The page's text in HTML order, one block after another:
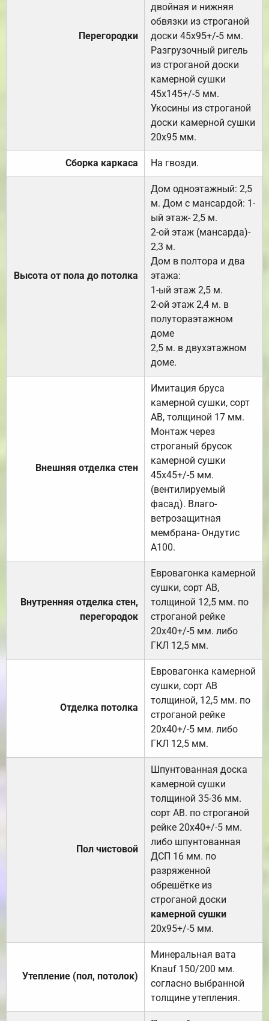
Перегородки
двойная и нижняя
обвязки из строганой
доски 45х95+/-5 мм.
Разгрузочный ригель
из строганой доски
камерной сушки
45х145+/-5 мм.
Укосины из строганой
доски камерной сушки
20х95 мм.
Сборка каркаса На гвозди.
Высота от пола до потолка
Дом одноэтажный: 2,5
м. Дом с мансардой: 1-
ый этаж- 2,5 м.
2-ой этаж (мансарда)-
2,3 м.
Дом в полтора и два
этажа:
1-ый этаж 2,5 м.
2-ой этаж 2,4 м. в
полутораэтажном
доме
2,5 м. в двухэтажном
доме.
Внешняя отделка стен
Имитация бруса
камерной сушки, сорт
АВ, толщиной 17 мм.
Монтаж через
строганый брусок
камерной сушки
45х45+/-5 мм.
(вентилируемый
фасад). Влаго-
ветрозащитная
мембрана- Ондутис
А100.
Внутренняя отделка стен,
перегородок
Евровагонка камерной
сушки, сорт АВ,
толщиной 12,5 мм. по
строганой рейке
20х40+/-5 мм. либо
ГКЛ 12,5 мм.
Отделка потолка
Евровагонка камерной
сушки, сорт АВ
толщиной, 12,5 мм. по
строганой рейке
20х40+/-5 мм. либо
ГКЛ 12,5 мм.
Пол чистовой
Шпунтованная доска
камерной сушки
толщиной 35-36 мм.
сорт АВ. по строганой
рейке 20х40+/-5 мм.
либо шпунтованная
ДСП 16 мм. по
разряженной
обрешётке из
строганой доски
камерной сушки
20х95+/-5 мм.
Утепление (пол, потолок)
Минеральная вата
Knauf 150/200 мм.
согласно выбранной
толщине утепления.